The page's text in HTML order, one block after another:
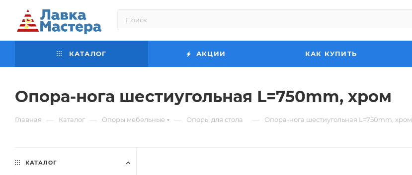
КАТАЛОГ АКЦИИ КАК КУПИТЬ
Опора-нога шестиугольная L=750mm, хром
Главная — Каталог — Опоры мебельные — Опоры для стола — Опора-нога шестиугольная L=750mm, хром
КАТАЛОГ